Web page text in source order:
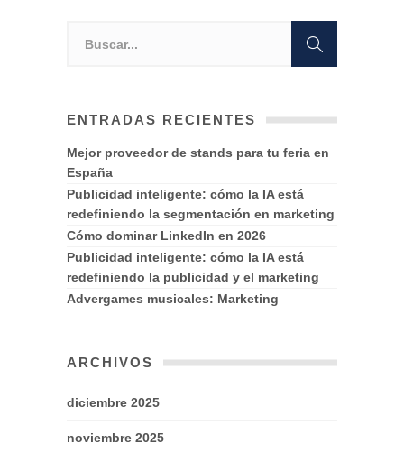
ENTRADAS RECIENTES
Mejor proveedor de stands para tu feria en
España
Publicidad inteligente: cómo la IA está
redefiniendo la segmentación en marketing
Cómo dominar LinkedIn en 2026
Publicidad inteligente: cómo la IA está
redefiniendo la publicidad y el marketing
Advergames musicales: Marketing
ARCHIVOS
diciembre 2025
noviembre 2025